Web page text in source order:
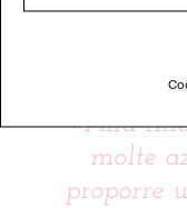
«Alla
molte
proporre